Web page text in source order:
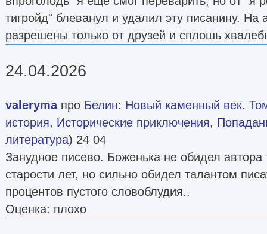
тигройд" блеванул и удалил эту писанину. На
разрешены только от друзей и сплошь
24.04.2026
valerymaпро Белин: Новый каменный век.
история, Исторические приключения,
литература) 24 04
Занудное писево. Боженька не обидел
старости лет, но сильно обидел талантом
процентов пустого словоблудия..
Оценка: плохо